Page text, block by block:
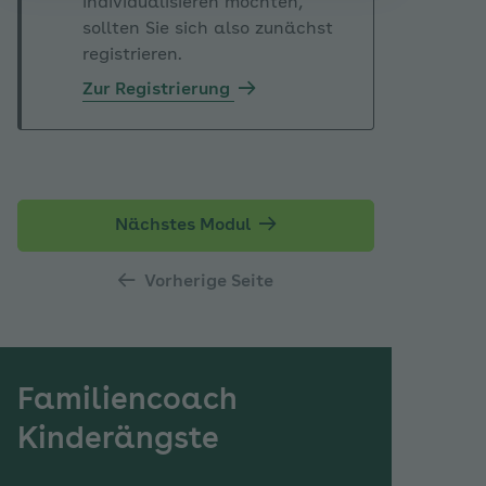
sollten Sie sich also zunächst
registrieren.
Zur Registrierung
Vorherige Seite
Nächstes Modul
Familiencoach
Kinderängste